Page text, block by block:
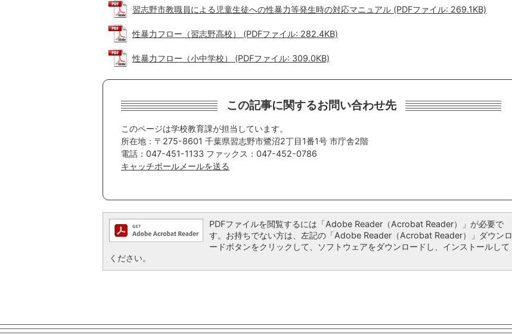
習志野市教職員による児童生徒への性暴力等発生時の対応マニュアル (PDFファイル: 269.1KB)
性暴力フロー（習志野高校） (PDFファイル: 282.4KB)
性暴力フロー（小中学校） (PDFファイル: 309.0KB)
この記事に関するお問い合わせ先
このページは学校教育課が担当しています。
所在地：〒275-8601 千葉県習志野市鷺沼2丁目1番1号 市庁舎2階
電話：047-451-1133 ファックス：047-452-0786
キャッチボールメールを送る
PDFファイルを閲覧するには「Adobe Reader（Acrobat Reader）」が必要で
す。お持ちでない方は、左記の「Adobe Reader（Acrobat Reader）」ダウンロ
ードボタンをクリックして、ソフトウェアをダウンロードし、インストールして
ください。